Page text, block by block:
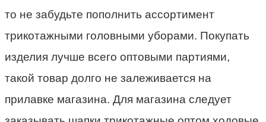
то не забудьте пополнить ассортимент
трикотажными головными уборами. Покупать
изделия лучше всего оптовыми партиями,
такой товар долго не залеживается на
прилавке магазина. Для магазина следует